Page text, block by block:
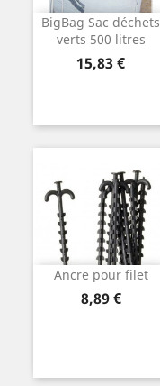
BigBag Sac déchets
verts 500 litres
Prix
15,83 €
Ancre pour filet
Prix
8,89 €